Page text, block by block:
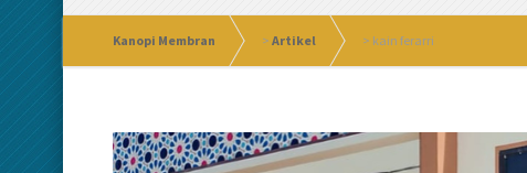
Kanopi Membran > Artikel > kain ferarri